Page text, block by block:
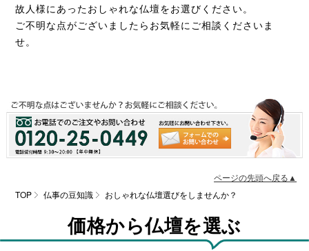
故人様にあったおしゃれな仏壇をお選びください。
ご不明な点がございましたらお気軽にご相談くださいま
せ。
ページの先頭へ戻る▲
TOP
仏事の豆知識 おしゃれな仏壇選びをしませんか？
価格から仏壇を選ぶ